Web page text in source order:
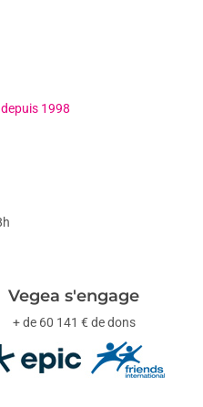
depuis 1998
Vegea s'engage
+ de 60 141 € de dons